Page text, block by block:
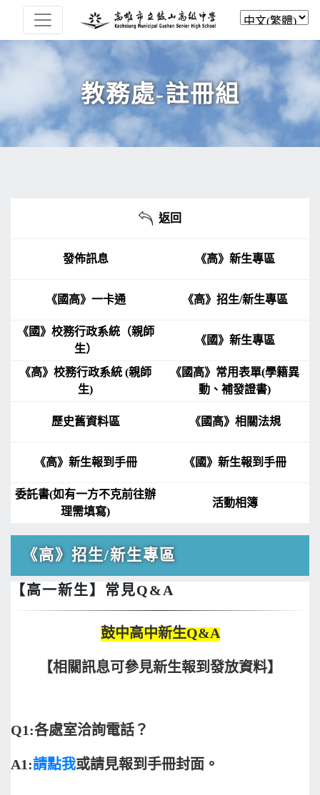
教務處-註冊組
返回
發佈訊息 《高》新生專區
《國高》一卡通 《高》招生/新生專區
《國》校務行政系統（親師
生）
《國》新生專區
《高》校務行政系統 (親師
生)
《國高》常用表單(學籍異
動、補發證書)
歷史舊資料區 《國高》相關法規
《高》新生報到手冊 《國》新生報到手冊
委託書(如有一方不克前往辦
理需填寫)
活動相簿
《高》招生/新生專區
【高一新生】常見Q&A
鼓中高中新生Q&A
【相關訊息可參見新生報到發放資料】
Q1:各處室洽詢電話？
A1:請點我或請見報到手冊封面。